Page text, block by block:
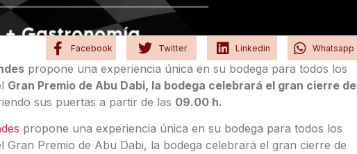
Facebook Twitter Linkedin Whatsapp
propone una experiencia única en su bodega para todos los
Gran Premio de Abu Dabi, la bodega celebrará el gran cierre de
sus puertas a partir de las 09.00 h.
propone una experiencia única en su bodega para todos los
Gran Premio de Abu Dabi, la bodega celebrará el gran cierre de